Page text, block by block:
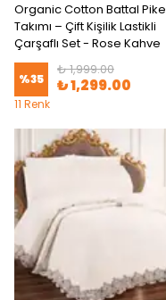
Organic Cotton Battal Pike
Takımı – Çift Kişilik Lastikli
Çarşaflı Set - Rose Kahve
%35
₺ 1,999.00
₺ 1,299.00
11 Renk